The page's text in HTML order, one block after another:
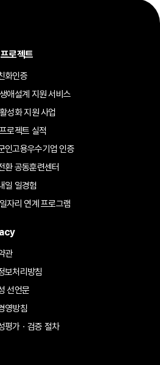
로젝트
화인증
애설계 지원 서비스
성화 지원 사업
로젝트 실적
인고용우수기업 인증
환 공동훈련센터
일 일경험
자리 연계 프로그램
관
보처리방침
선언문
영방침
평가ㆍ검증 절차